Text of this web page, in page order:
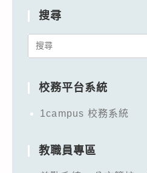
搜尋
Search
校務平台系統
1campus 校務系統
教職員專區